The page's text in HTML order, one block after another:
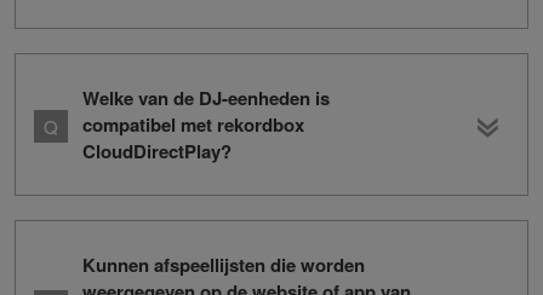
Welke van de DJ-eenheden is
compatibel met rekordbox
CloudDirectPlay?
Kunnen afspeellijsten die worden